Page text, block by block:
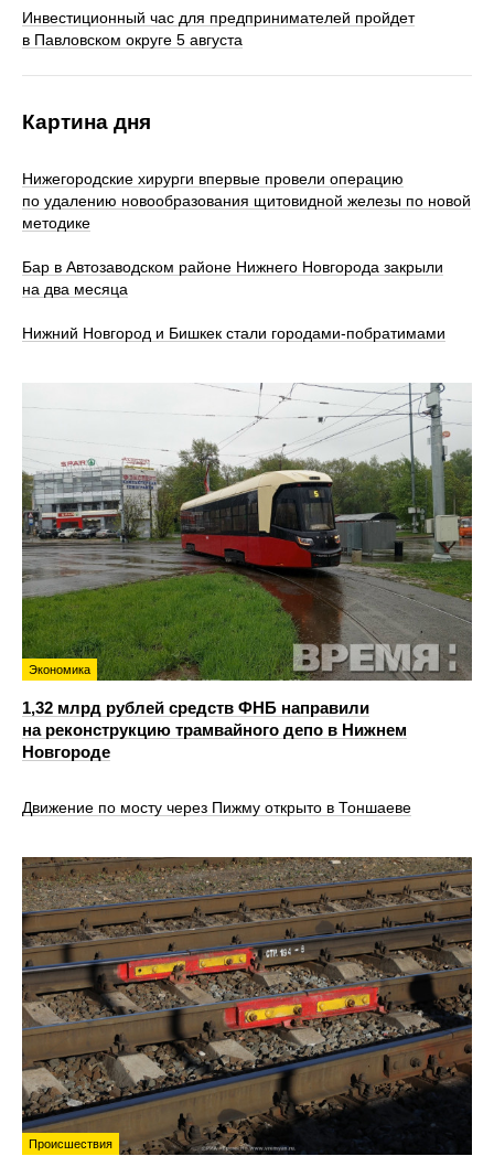
Инвестиционный час для предпринимателей пройдет
в Павловском округе 5 августа
Картина дня
Нижегородские хирурги впервые провели операцию
по удалению новообразования щитовидной железы по новой
методике
Бар в Автозаводском районе Нижнего Новгорода закрыли
на два месяца
Нижний Новгород и Бишкек стали городами-побратимами
Экономика
1,32 млрд рублей средств ФНБ направили
на реконструкцию трамвайного депо в Нижнем
Новгороде
Движение по мосту через Пижму открыто в Тоншаеве
Происшествия